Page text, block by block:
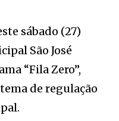
sábado (27)
São José
“Fila Zero”,
de regulação